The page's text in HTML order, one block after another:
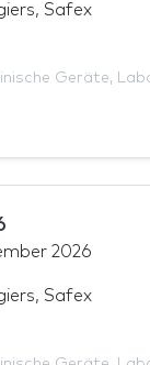
Safex
Geräte,
2026
Safex